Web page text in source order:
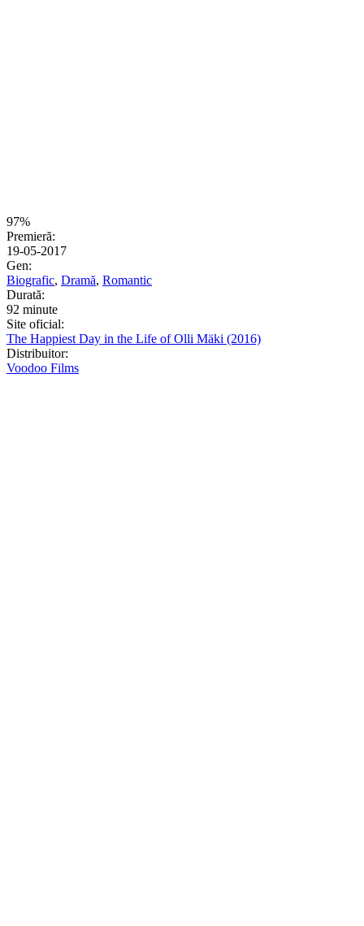
97%
Premieră:
19-05-2017
Gen:
Biografic, Dramă, Romantic
Durată:
92 minute
Site oficial:
The Happiest Day in the Life of Olli Mäki (2016)
Distribuitor:
Voodoo Films